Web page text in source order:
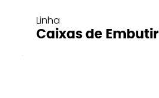
Linha
Caixas de Embutir